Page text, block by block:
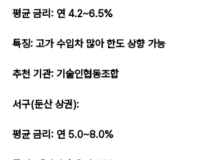
평균 금리: 연 4.2~6.5%
특징: 고가 수입차 많아 한도 상향 가능
추천 기관: 기술인협동조합
서구(둔산 상권):
평균 금리: 연 5.0~8.0%